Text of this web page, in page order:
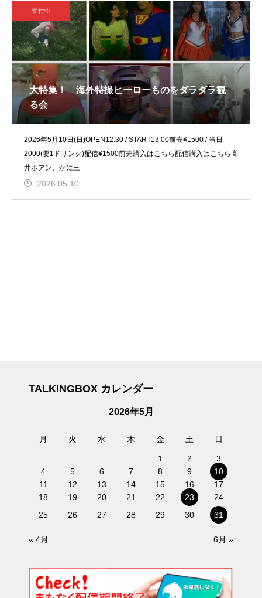
受付中
大特集！ 海外特撮ヒーローものをダラダラ観
る会
2026年5月10日(日)OPEN12:30 / START13:00前売¥1500 / 当日
2000(要1ドリンク)配信¥1500前売購入はこちら配信購入はこちら高
井ホアン、かに三
2026.05.10
TALKINGBOX カレンダー
2026年5月
月 火 水 木 金 土 日
1 2
3
4
5 6 7 8 9
10
11
12 13 14 15 16
17
18
19 20 21 22 23
24
25
26 27 28 29 30 31
« 4月 6月 »